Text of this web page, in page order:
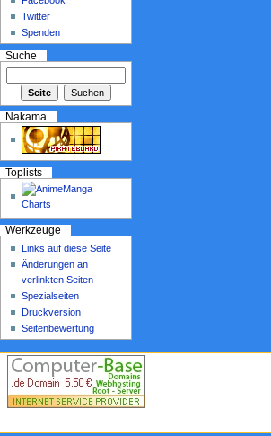
Twitter
Spenden
Suche
Nakama
Toplists
Werkzeuge
Links auf diese Seite
Änderungen an
verlinkten Seiten
Spezialseiten
Druckversion
Seitenbewertung